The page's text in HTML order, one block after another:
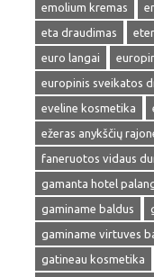
emolium kremas
eta draudimas
euro langai
europinis sveikatos
eveline kosmetika
ežeras anykščių
faneruotos vidaus
gamanta hotel
gaminame baldus
gaminame virtuves
gatineau kosmetika